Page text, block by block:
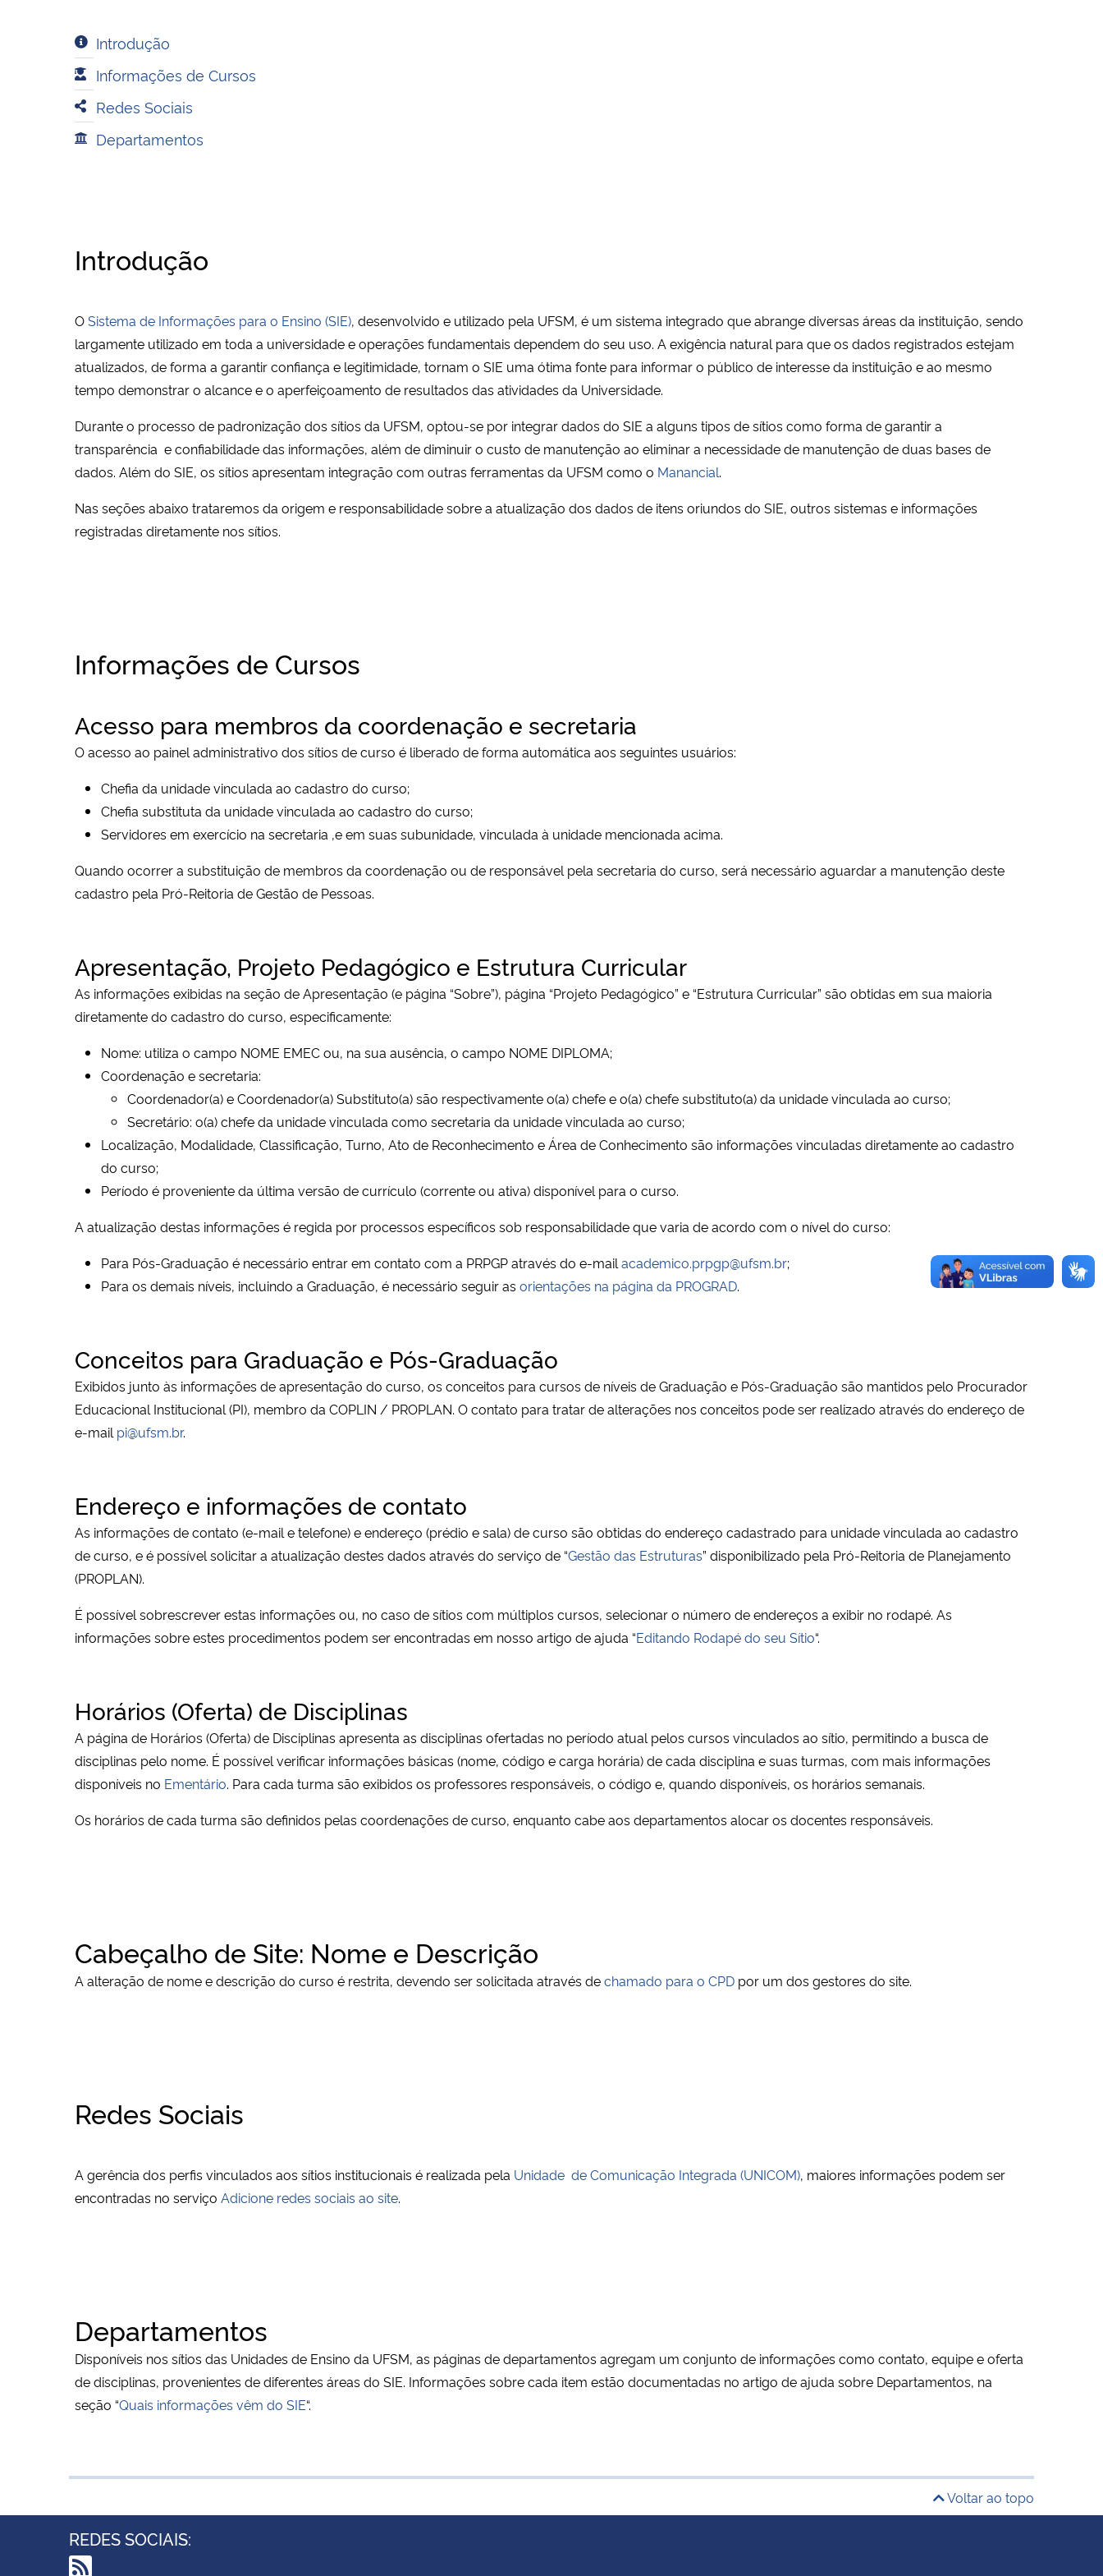
Introdução
Informações de Cursos
Redes Sociais
Departamentos
Introdução
OSistema de Informações para o Ensino (SIE), desenvolvido e utilizado pela UFSM, é um sistema integrado que abrange diversas áreas da instituição, sendo
largamente utilizado em toda a universidade e operações fundamentais dependem do seu uso. A exigência natural para que os dados registrados estejam
atualizados, de forma a garantir confiança e legitimidade, tornam o SIE uma ótima fonte para informar o público de interesse da instituição e ao mesmo
tempo demonstraro alcance e o aperfeiçoamento de resultados das atividades da Universidade.
Durante o processo de padronização dos sítios da UFSM, optou-se por integrar dados do SIE a alguns tipos de sítios como forma de garantir a
transparência e confiabilidade das informações, além de diminuir o custo de manutenção ao eliminar a necessidade de manutenção de duas bases de
dados. Além do SIE, os sítios apresentam integração com outras ferramentas da UFSM como o Manancial.
Nas seções abaixo trataremos da origem e responsabilidade sobre a atualização dos dados de itens oriundos do SIE, outros sistemas e informações
registradas diretamente nos sítios.
Informações de Cursos
Acesso para membros da coordenação e secretaria
O acesso ao painel administrativo dos sítios de curso é liberado de forma automática aos seguintes usuários:
Chefia da unidade vinculada ao cadastro do curso;
Chefia substituta da unidade vinculada ao cadastro do curso;
Servidores em exercício na secretaria ,e em suas subunidade, vinculada à unidade mencionada acima.
Quando ocorrer a substituição de membros da coordenação ou de responsável pela secretaria do curso, será necessário aguardar a manutenção deste
cadastro pela Pró-Reitoria de Gestão de Pessoas.
Apresentação, Projeto Pedagógico e Estrutura Curricular
As informações exibidas na seção de Apresentação (e página “Sobre”), página “Projeto Pedagógico” e “Estrutura Curricular” são obtidas em sua maioria
diretamente do cadastro do curso, especificamente:
Nome: utiliza o campo NOME EMEC ou, na sua ausência, o campo NOME DIPLOMA;
Coordenação e secretaria:
Coordenador(a) e Coordenador(a) Substituto(a) são respectivamente o(a) chefe e o(a) chefe substituto(a) da unidade vinculada ao curso;
Secretário: o(a) chefe da unidade vinculada como secretaria da unidade vinculada ao curso;
Localização, Modalidade, Classificação, Turno, Ato de Reconhecimento e Área de Conhecimento são informações vinculadas diretamente ao cadastro
do curso;
Período é proveniente da última versão de currículo (corrente ou ativa) disponível para o curso.
A atualização destas informações é regida por processos específicos sob responsabilidade que varia de acordo com o nível do curso:
Para Pós-Graduação é necessário entrar em contato com a PRPGP através do e-mail academico.prpgp@ufsm.br;
Para os demais níveis, incluindo a Graduação, é necessário seguir asorientações na página da PROGRAD.
Conceitos para Graduação e Pós-Graduação
Exibidos junto às informações de apresentação do curso, os conceitos para cursos de níveis de Graduação e Pós-Graduação são mantidos pelo Procurador
Educacional Institucional (PI), membro da COPLIN / PROPLAN. O contato para tratar de alterações nos conceitos pode ser realizado através do endereço de
e-mail pi@ufsm.br.
Endereço e informações de contato
As informações de contato (e-mail e telefone) e endereço (prédio e sala) de curso são obtidas do endereço cadastrado para unidade vinculada ao cadastro
de curso, e é possível solicitar a atualização destes dados através do serviço de “Gestão das Estruturas” disponibilizado pela Pró-Reitoria de Planejamento
(PROPLAN).
É possível sobrescrever estas informações ou, no caso de sítios com múltiplos cursos, selecionar o número de endereços a exibir no rodapé. As
informações sobre estes procedimentos podem ser encontradas em nosso artigo de ajuda “Editando Rodapé do seu Sítio“.
Horários (Oferta) de Disciplinas
A página de Horários (Oferta) de Disciplinas apresenta as disciplinas ofertadas no período atual pelos cursos vinculados ao sítio, permitindo a busca de
disciplinas pelo nome. É possível verificar informações básicas (nome, código e carga horária) de cada disciplina e suas turmas, com mais informações
disponíveis no Ementário. Para cada turma são exibidos os professores responsáveis, o código e, quando disponíveis, os horários semanais.
Os horários de cada turma são definidos pelas coordenações de curso, enquanto cabe aos departamentos alocar os docentes responsáveis.
Cabeçalho de Site: Nome e Descrição
A alteração de nome e descrição do curso é restrita, devendo ser solicitada através dechamado para o CPD por um dos gestores do site.
Redes Sociais
A gerência dos perfis vinculados aos sítios institucionais é realizada pela Unidade de Comunicação Integrada (UNICOM), maiores informações podem ser
encontradas no serviço Adicione redes sociais ao site.
Departamentos
Disponíveis nos sítios das Unidades de Ensino da UFSM, as páginas de departamentos agregam um conjunto de informações como contato, equipe e oferta
de disciplinas, provenientes de diferentes áreas do SIE. Informações sobre cada item estão documentadas no artigo de ajuda sobre Departamentos, na
seção “Quais informações vêm do SIE“.
Voltar ao topo
REDES SOCIAIS: